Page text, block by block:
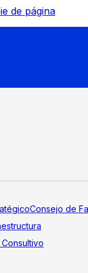
de página
Consejo de